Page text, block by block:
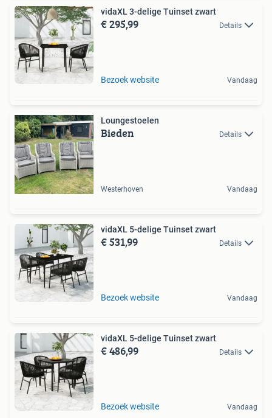
vidaXL 3-delige Tuinset zwart
€ 295,99 Details
Bezoek website Vandaag
Loungestoelen
Bieden Details
Westerhoven Vandaag
vidaXL 5-delige Tuinset zwart
€ 531,99 Details
Bezoek website Vandaag
vidaXL 5-delige Tuinset zwart
€ 486,99 Details
Bezoek website Vandaag